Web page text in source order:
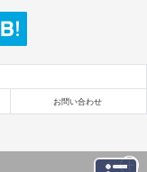
お問い合わせ